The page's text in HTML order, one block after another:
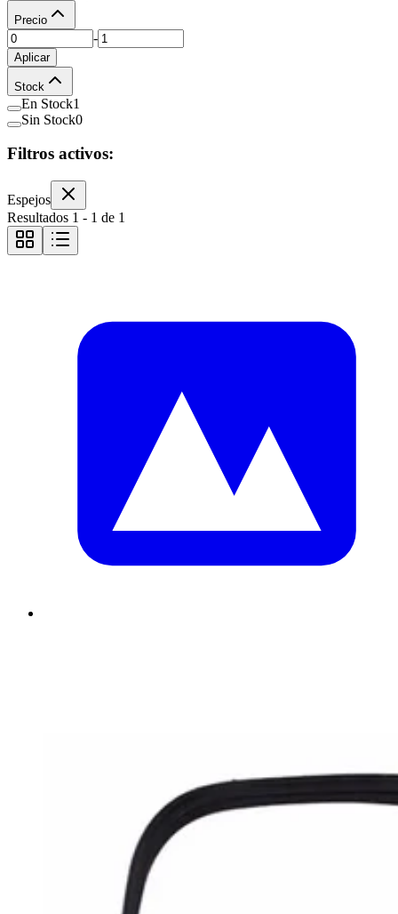
Precio
-
Aplicar
Stock
En Stock1
Sin Stock0
Filtros activos:
Espejos
Resultados 1 - 1 de 1